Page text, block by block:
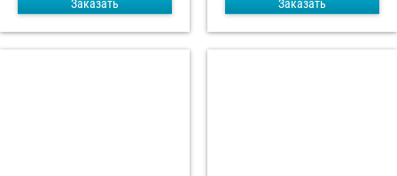
Заказать Заказать